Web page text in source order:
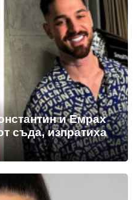
и Емрах
съда, изпратиха